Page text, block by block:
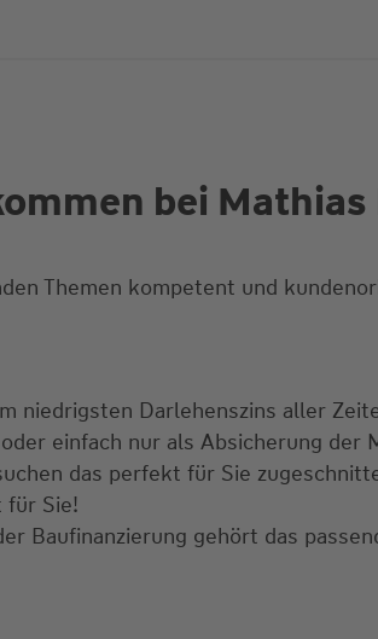
bei Mathias
Themen kompetent und
niedrigsten Darlehenszins aller
einfach nur als Absicherung der
das perfekt für Sie
für Sie!
Baufinanzierung gehört das